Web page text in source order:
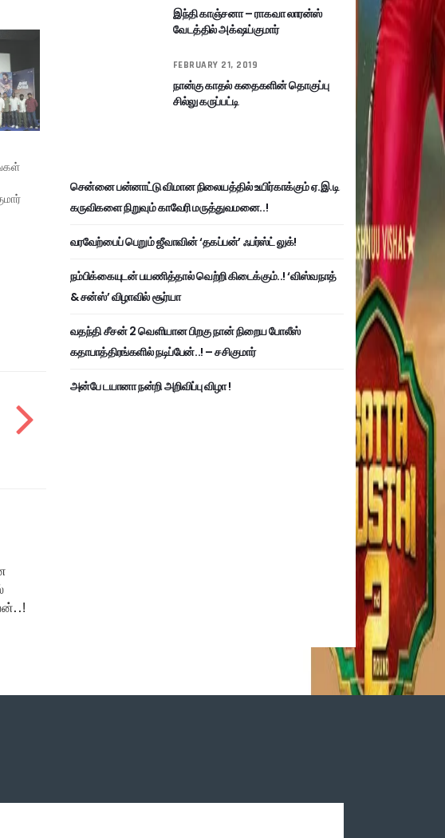
இந்தி காஞ்சனா – ராகவா லாரன்ஸ்
வேடத்தில் அக்‌ஷய்குமார்
FEBRUARY 21, 2019
நான்கு காதல் கதைகளின் தொகுப்பு
சில்லு கருப்பட்டி
சென்னை பன்னாட்டு விமான நிலையத்தில் உயிர்காக்கும் ஏ.இ.டி
கருவிகளை நிறுவும் காவேரி மருத்துவமனை..!
வரவேற்பைப் பெறும் ஜீவாவின் ‘தகப்பன்’ ஃபர்ஸ்ட் லுக்!
நம்பிக்கையுடன் பயணித்தால் வெற்றி கிடைக்கும்..! ‘விஸ்வநாத்
& சன்ஸ்’ விழாவில் சூர்யா
வதந்தி சீசன் 2 வெளியான பிறகு நான் நிறைய போலீஸ்
கதாபாத்திரங்களில் நடிப்பேன்..! – சசிகுமார்
அன்பே டயானா நன்றி அறிவிப்பு விழா !